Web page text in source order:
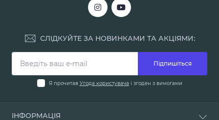
СЛІДКУЙТЕ ЗА НОВИНКАМИ ТА АКЦІЯМИ:
Підпишіться
Я прочитав Угода користувача і згоден з вимогами
ІНФОРМАЦІЯ